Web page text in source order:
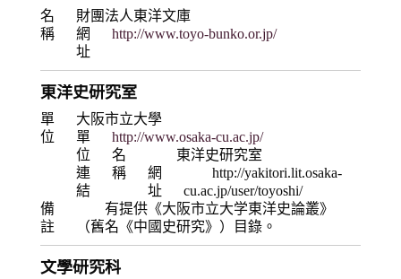
名
稱
財團法人東洋文庫
網
址
http://www.toyo-bunko.or.jp/
東洋史研究室
單
位
大阪市立大學
單
位
連
結
http://www.osaka-cu.ac.jp/
名
稱
東洋史研究室
網
址
http://yakitori.lit.osaka-
cu.ac.jp/user/toyoshi/
備
註
有提供《大阪市立大学東洋史論叢》
（舊名《中國史研究》）目錄。
文學研究科